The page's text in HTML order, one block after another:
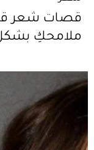
قصات شعر
ملامحكِ